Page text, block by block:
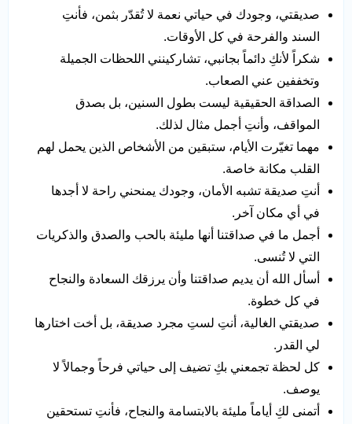
صديقتي، وجودك في حياتي نعمة لا تُقدّر بثمن، فأنتِ
السند والفرحة في كل الأوقات.
شكراً لأنكِ دائماً بجانبي، تشاركينني اللحظات الجميلة
وتخففين عني الصعاب.
الصداقة الحقيقية ليست بطول السنين، بل بصدق
المواقف، وأنتِ أجمل مثال لذلك.
مهما تغيّرت الأيام، ستبقين من الأشخاص الذين يحمل لهم
القلب مكانة خاصة.
أنتِ صديقة تشبه الأمان، وجودك يمنحني راحة لا أجدها
في أي مكان آخر.
أجمل ما في صداقتنا أنها مليئة بالحب والصدق والذكريات
التي لا تُنسى.
أسأل الله أن يديم صداقتنا وأن يرزقك السعادة والنجاح
في كل خطوة.
صديقتي الغالية، أنتِ لستِ مجرد صديقة، بل أخت اختارها
لي القدر.
كل لحظة تجمعني بكِ تضيف إلى حياتي فرحاً وجمالاً لا
يوصف.
أتمنى لكِ أياماً مليئة بالابتسامة والنجاح، فأنتِ تستحقين